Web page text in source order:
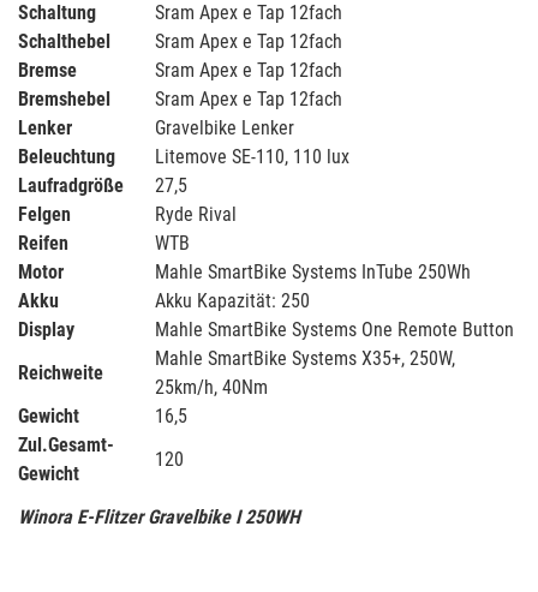
Schaltung
Sram Apex e Tap 12fach
Schalthebel
Sram Apex e Tap 12fach
Bremse
Sram Apex e Tap 12fach
Bremshebel
Sram Apex e Tap 12fach
Lenker
Gravelbike Lenker
Beleuchtung
Litemove SE-110, 110 lux
Laufradgröße
27,5
Felgen
Ryde Rival
Reifen
WTB
Motor
Mahle SmartBike Systems InTube 250Wh
Akku
Akku Kapazität: 250
Display
Mahle SmartBike Systems One Remote Button
Reichweite
Mahle SmartBike Systems X35+, 250W,
25km/h, 40Nm
Gewicht
16,5
Zul.Gesamt-
Gewicht
120
Winora E-Flitzer Gravelbike I 250WH